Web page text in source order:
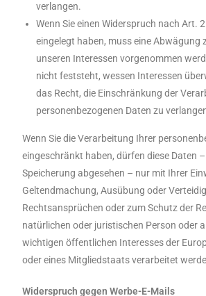
verlangen.
Wenn Sie einen Widerspruch nach Art.
eingelegt haben, muss eine Abwägung
unseren Interessen vorgenommen
nicht feststeht, wessen Interessen
das Recht, die Einschränkung der
personenbezogenen Daten zu
Wenn Sie die Verarbeitung Ihrer
eingeschränkt haben, dürfen diese Daten
Speicherung abgesehen – nur mit Ihrer
Geltendmachung, Ausübung oder
Rechtsansprüchen oder zum Schutz der
natürlichen oder juristischen Person oder
wichtigen öffentlichen Interesses der
oder eines Mitgliedstaats verarbeitet
Widerspruch gegen Werbe-E-Mails